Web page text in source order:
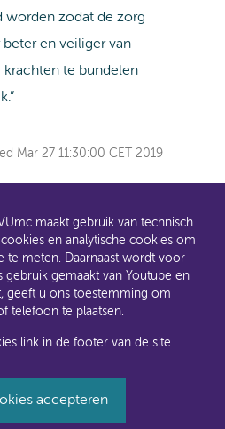
zodat de zorg
en veiliger van
te bundelen
Mar 27 11:30:00 CET 2019
samen Amsterdam UMC.
websites: steeds meer
cookies
maakt gebruik van technisch
en analytische cookies om
te meten. Daarnaast wordt voor
gebruik gemaakt van Youtube en
geeft u ons toestemming om
telefoon te plaatsen.
link in de footer van de site
accepteren